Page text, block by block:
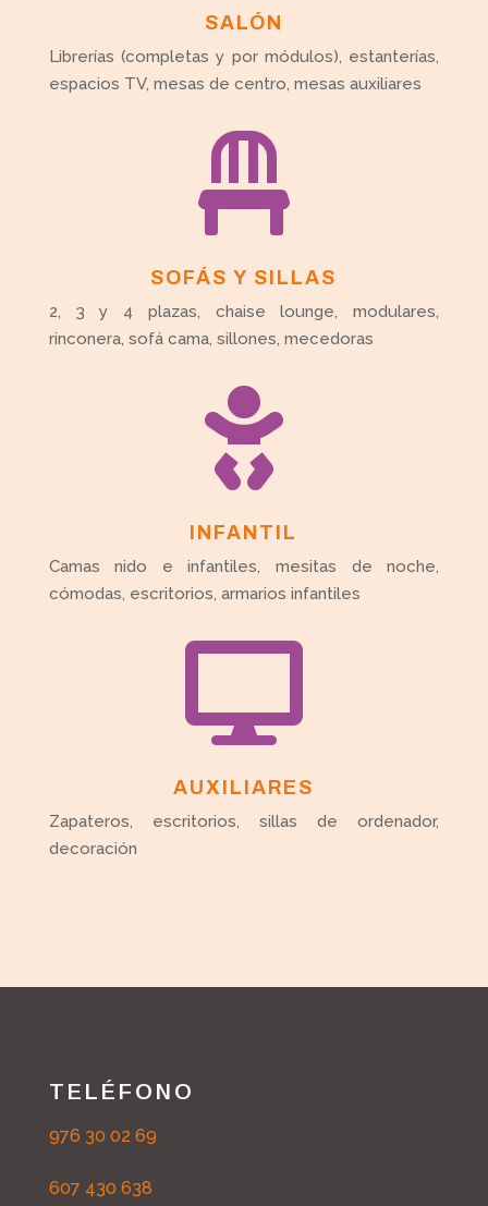
SALÓN
Librerías (completas y por módulos), estanterías,
espacios TV, mesas de centro, mesas auxiliares

SOFÁS Y SILLAS
2, 3 y 4 plazas, chaise lounge, modulares,
rinconera, sofá cama, sillones, mecedoras

INFANTIL
Camas nido e infantiles, mesitas de noche,
cómodas, escritorios, armarios infantiles

AUXILIARES
Zapateros, escritorios, sillas de ordenador,
decoración
TELÉFONO
976 30 02 69
607 430 638